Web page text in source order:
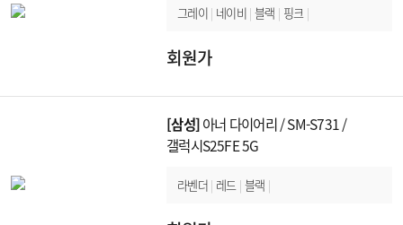
그레이 | 네이비 | 블랙 | 핑크 |
회원가
[삼성]아너 다이어리 / SM-S731 /
갤럭시S25FE 5G
라벤더 | 레드 | 블랙 |